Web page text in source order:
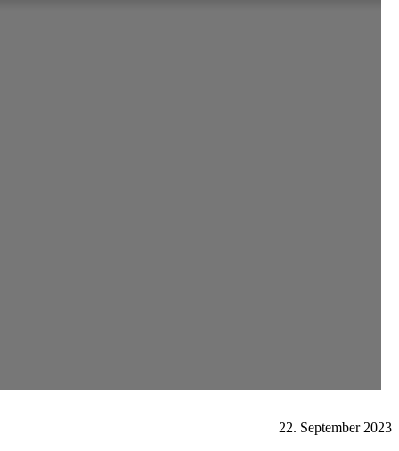
22. September 2023